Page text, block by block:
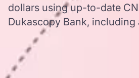
dollars using up-to-date
Dukascopy Bank,